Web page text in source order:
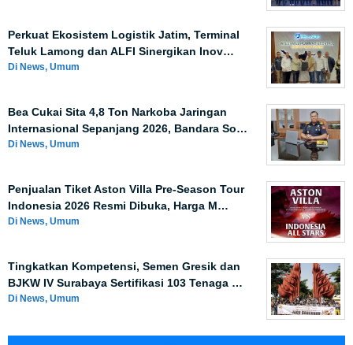
Perkuat Ekosistem Logistik Jatim, Terminal
Teluk Lamong dan ALFI Sinergikan Inov…
Di News, Umum
Bea Cukai Sita 4,8 Ton Narkoba Jaringan
Internasional Sepanjang 2026, Bandara So…
Di News, Umum
Penjualan Tiket Aston Villa Pre-Season Tour
Indonesia 2026 Resmi Dibuka, Harga M…
Di News, Umum
Tingkatkan Kompetensi, Semen Gresik dan
BJKW IV Surabaya Sertifikasi 103 Tenaga …
Di News, Umum